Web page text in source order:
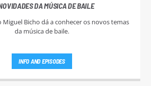
DA MÚSICA DE BAILE
Miguel Bicho dá a conhecer os novos temas
da música de baile.
INFO AND EPISODES